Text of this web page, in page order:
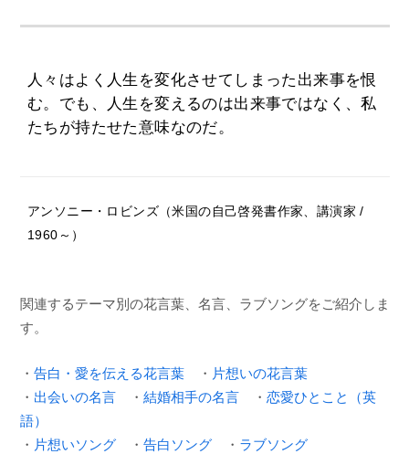
人々はよく人生を変化させてしまった出来事を恨
む。でも、人生を変えるのは出来事ではなく、私
たちが持たせた意味なのだ。
アンソニー・ロビンズ（米国の自己啓発書作家、講演家 /
1960～）
関連するテーマ別の花言葉、名言、ラブソングをご紹介しま
す。
・ 告白・愛を伝える花言葉 ・ 片想いの花言葉
・ 出会いの名言 ・ 結婚相手の名言 ・ 恋愛ひとこと（英
語）
・ 片想いソング ・ 告白ソング ・ ラブソング